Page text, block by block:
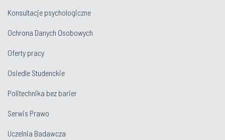
Konsultacje psychologiczne
Ochrona Danych Osobowych
Oferty pracy
Osiedle Studenckie
Politechnika bez barier
Serwis Prawo
Uczelnia Badawcza